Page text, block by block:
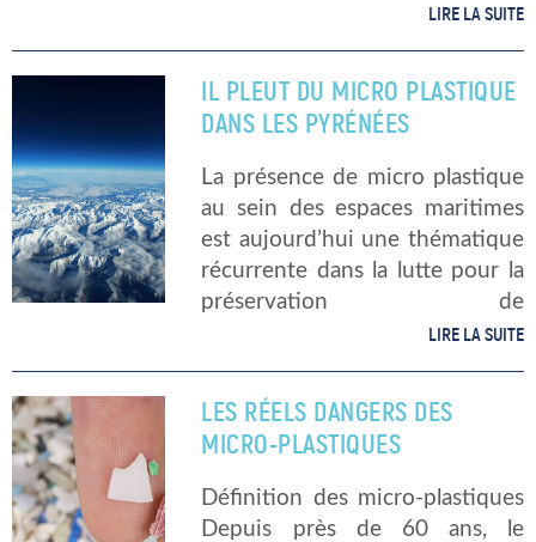
machines à laver. Et pourtant,
océans. Les chercheurs
Canadien […]
LIRE LA SUITE
IL PLEUT DU MICRO PLASTIQUE
DANS LES PYRÉNÉES
La présence de micro plastique
au sein des espaces maritimes
est aujourd’hui une thématique
récurrente dans la lutte pour la
préservation de
conséquences de ce fléau sont
encore trop peu étudiées et
continuent de nous surprendre.
Ainsi, […]
LIRE LA SUITE
LES RÉELS DANGERS DES
MICRO-PLASTIQUES
Définition des micro-plastiques
Depuis près de 60 ans, le